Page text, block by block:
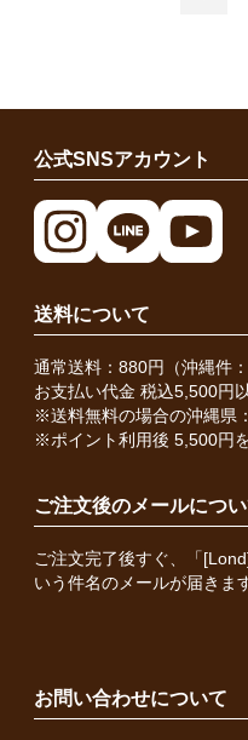
公式SNSアカウント
送料について
通常送料：880円（沖縄件：
お支払い代金 税込5,500円
※送料無料の場合の沖縄県
※ポイント利用後 5,500円
ご注文後のメールにつ
ご注文完了後すぐ、「
いう件名のメールが届きま
お問い合わせについて